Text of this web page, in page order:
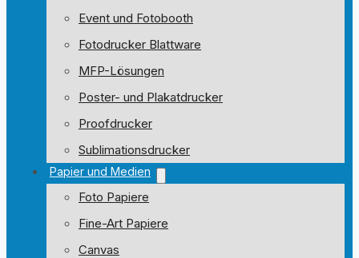
Event und Fotobooth
Fotodrucker Blattware
MFP-Lösungen
Poster- und Plakatdrucker
Proofdrucker
Sublimationsdrucker
Papier und Medien
Foto Papiere
Fine-Art Papiere
Canvas